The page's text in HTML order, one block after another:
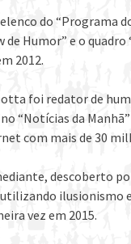
do “Programa
Humor” e o quadro
2012.
foi redator de
“Notícias da
com mais de 30
descoberto
ilusionismo
vez em 2015.